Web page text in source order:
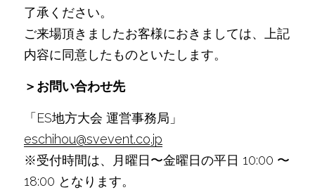
了承ください。
ご来場頂きましたお客様におきましては、上記
内容に同意したものといたします。
＞お問い合わせ先
「ES地方大会 運営事務局」
eschihou@svevent.co.jp
※受付時間は、月曜日〜金曜日の平日 10:00 〜
18:00 となります。